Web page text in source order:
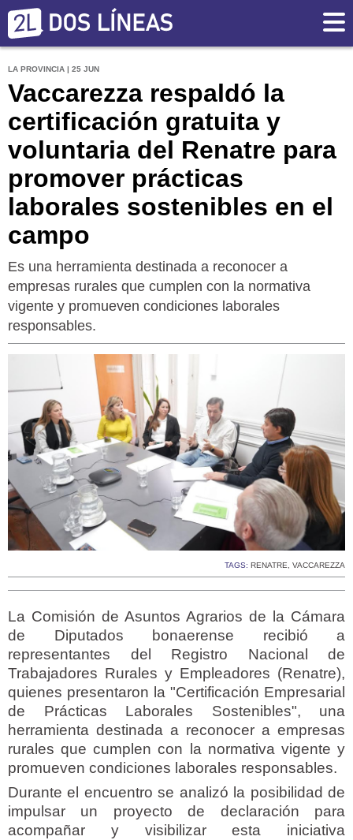
LA PROVINCIA | 25 JUN
Vaccarezza respaldó la
certificación gratuita y
voluntaria del Renatre para
promover prácticas
laborales sostenibles en el
campo
Es una herramienta destinada a reconocer a
empresas rurales que cumplen con la normativa
vigente y promueven condiciones laborales
responsables.
TAGS: RENATRE, VACCAREZZA
La Comisión de Asuntos Agrarios de la Cámara
de Diputados bonaerense recibió a
representantes del Registro Nacional de
Trabajadores Rurales y Empleadores (Renatre),
quienes presentaron la "Certificación Empresarial
de Prácticas Laborales Sostenibles", una
herramienta destinada a reconocer a empresas
rurales que cumplen con la normativa vigente y
promueven condiciones laborales responsables.
Durante el encuentro se analizó la posibilidad de
impulsar un proyecto de declaración para
acompañar y visibilizar esta iniciativa